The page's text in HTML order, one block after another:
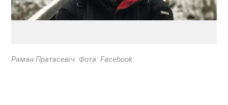
Раман Пратасевіч. Фота: Facebook